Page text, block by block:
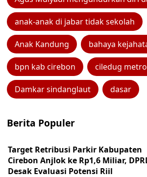
anak-anak di jabar tidak sekolah
Anak Kandung bahaya
bpn kab cirebon ciledug
Damkar sindanglaut dasar
Berita Populer
Target Retribusi Parkir Kabupaten
Cirebon Anjlok ke Rp1,6 Miliar,
Desak Evaluasi Potensi Riil